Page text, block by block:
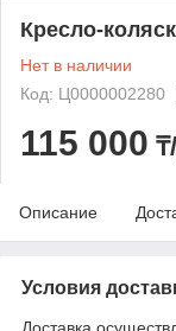
Кресло-
Нет в наличии
Код: Ц0000002280
115 000
Описание
Условия